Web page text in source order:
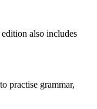
also includes
practise grammar,